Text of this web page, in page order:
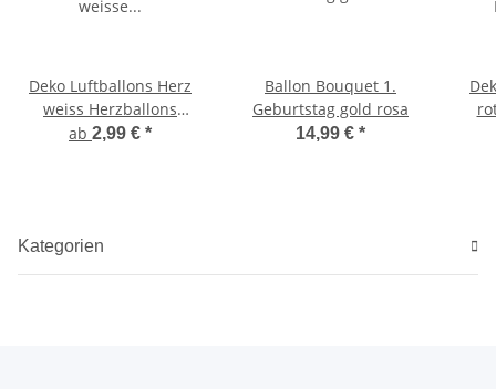
Deko Luftballons Herz
weiss Herzballons
weisse Herzluftballons
ab 2,99 € *
Ballon Bouquet 1.
Geburtstag gold rosa
14,99 € *
Kategorien